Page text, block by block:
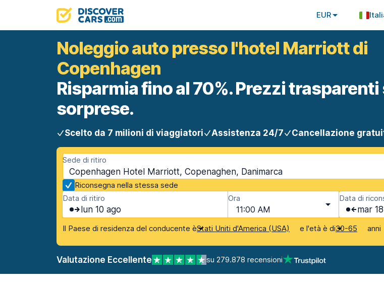
EUR
Noleggio auto presso l'hotel Marriott di
Copenhagen
Risparmia fino al 70%. Prezzi trasparenti
sorprese.
Scelto da 7 milioni di viaggiatori Assistenza 24/7 Cancellazione
Sede di ritiro
Copenhagen Hotel Marriott, Copenaghen, Danimarca
Riconsegna nella stessa sede
Data di ritiro
lun 10 ago
Ora
11:00 AM
Data di
mar
Il Paese di residenza del conducente èStati Uniti d'America (USA) e l'età è di30-65 anni
Valutazione Eccellente su 279.878 recensioni